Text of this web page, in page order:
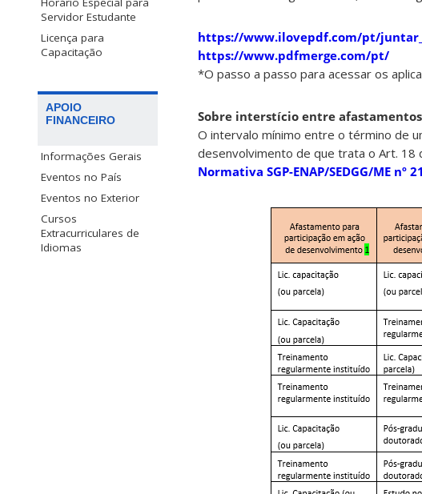
Servidor Estudante
Licença para
Capacitação
APOIO
FINANCEIRO
Informações Gerais
Eventos no País
Eventos no Exterior
Cursos
Extracurriculares de
Idiomas
https://www.ilovepdf.com/pt/
https://www.pdfmerge.com/pt/
*O passo a passo para acessar os
Sobre interstício entre
O intervalo mínimo entre o término de
desenvolvimento de que trata o Art. 18
Normativa SGP-ENAP/SEDGG/ME nº